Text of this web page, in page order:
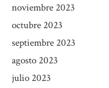
noviembre 2023
octubre 2023
septiembre 2023
agosto 2023
julio 2023